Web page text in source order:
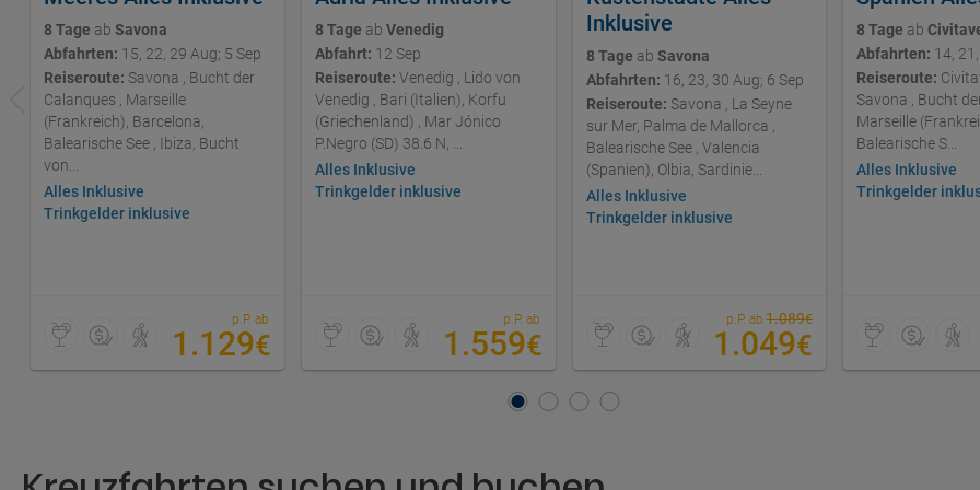
8 Tage ab Savona
Abfahrten: 15, 22, 29 Aug; 5 Sep
Reiseroute: Savona , Bucht der
Calanques , Marseille
(Frankreich), Barcelona,
Balearische See , Ibiza, Bucht
von...
Alles Inklusive
Trinkgelder inklusive
p.P. ab
1.129€
8 Tage ab Venedig
Abfahrt: 12 Sep
Reiseroute: Venedig , Lido von
Venedig , Bari (Italien), Korfu
(Griechenland) , Mar Jónico
P.Negro (SD) 38.6 N, ...
Alles Inklusive
Trinkgelder inklusive
p.P. ab
1.559€
Inklusive
8 Tage ab Savona
Abfahrten: 16, 23, 30 Aug; 6 Sep
Reiseroute: Savona , La Seyne
sur Mer, Palma de Mallorca ,
Balearische See , Valencia
(Spanien), Olbia, Sardinie...
Alles Inklusive
Trinkgelder inklusive
p.P. ab 1.089€
1.049€
8 Tage ab
Abfahrten: 14,
Reiseroute:
Savona , Bucht
Marseille
Balearische S...
Alles Inklusive
Trinkgelder